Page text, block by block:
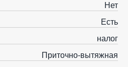
Нет
Есть
налог
Приточно-вытяжная